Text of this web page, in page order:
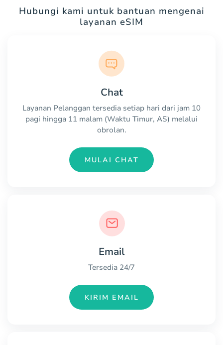
Hubungi kami untuk bantuan mengenai
layanan eSIM
Chat
Layanan Pelanggan tersedia setiap hari dari jam 10
pagi hingga 11 malam (Waktu Timur, AS) melalui
obrolan.
MULAI CHAT
Email
Tersedia 24/7
KIRIM EMAIL